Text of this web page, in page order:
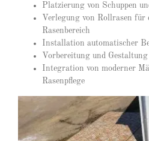
Platzierung von Schuppen
Verlegung von Rollrasen für
Rasenbereich
Installation automatischer
Vorbereitung und Gestaltung
Integration von moderner
Rasenpflege